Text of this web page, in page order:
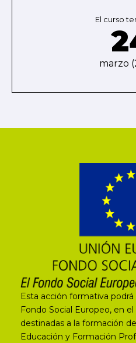
El curso
marzo
Esta acción formativa
Fondo Social Europeo, en
destinadas a la formación
Educación y Formación